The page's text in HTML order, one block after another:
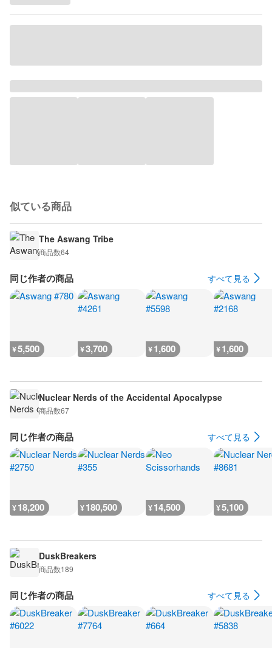
似ている商品
The Aswang Tribe
商品数64
同じ作者の商品 すべて見る
¥5,500 ¥3,700 ¥1,600 ¥1,600
Nuclear Nerds of the Accidental Apocalypse
商品数67
同じ作者の商品 すべて見る
¥18,200 ¥180,500 ¥14,500 ¥5,100
DuskBreakers
商品数189
同じ作者の商品 すべて見る